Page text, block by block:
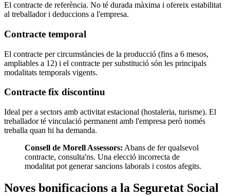
El contracte de referència. No té durada màxima i ofereix estabilitat
al treballador i deduccions a l'empresa.
Contracte temporal
El contracte per circumstàncies de la producció (fins a 6 mesos,
ampliables a 12) i el contracte per substitució són les principals
modalitats temporals vigents.
Contracte fix discontinu
Ideal per a sectors amb activitat estacional (hostaleria, turisme). El
treballador té vinculació permanent amb l'empresa però només
treballa quan hi ha demanda.
Consell de Morell Assessors: Abans de fer qualsevol
contracte, consulta'ns. Una elecció incorrecta de
modalitat pot generar sancions laborals i costos afegits.
Noves bonificacions a la Seguretat Social